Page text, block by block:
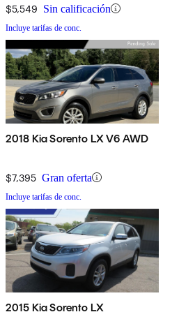
$5,549 Sin calificación
Incluye tarifas de conc.
2018 Kia Sorento LX V6 AWD
$7,395 Gran oferta
Incluye tarifas de conc.
2015 Kia Sorento LX